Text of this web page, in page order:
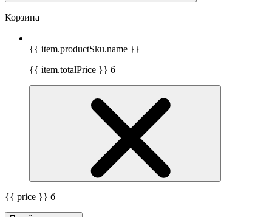
Корзина
{{ item.productSku.name }}
{{ item.totalPrice }} б
{{ price }} б